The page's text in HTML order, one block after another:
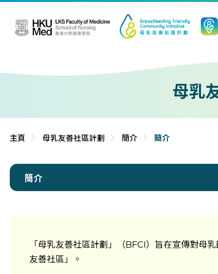
母乳
主頁 母乳友善社區計劃 簡介 簡介
簡介
「母乳友善社區計劃」（BFCI）旨在宣傳對母
友善社區」。